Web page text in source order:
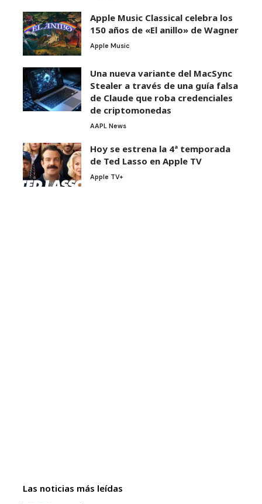
Apple Music Classical celebra los
150 años de «El anillo» de Wagner
Apple Music
Una nueva variante del MacSync
Stealer a través de una guía falsa
de Claude que roba credenciales
de criptomonedas
AAPL News
Hoy se estrena la 4ª temporada
de Ted Lasso en Apple TV
Apple TV+
Las noticias más leídas